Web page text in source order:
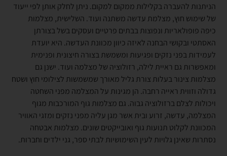
הניתנות להעברה בקלילות ממקום למקום. ניתן לחלק אותן לפי ייעוד
של שימוש חוץ, מצלמת עדשה משתנה ועוד. השלישית, מצלמות
כיפה פופולאריות ונפוצות בבתים פרטיים ועסקים בשל בצורתן
האסתטי ובקושי הבחנה לאיזה כיוון מכוונת העדשה. היא יועדת
לעמידות בפני נזקים ופגיעות ומשמשת בצורה חיצונית ופנימית
ומאפשרות גם ראיית לילה, רזולוציה של מצלמה ועוד. ישנן גם
מצלמות צינור בעלות צורת גליל מאורך שמשמשות לצילומי חוץ ושטח
גדולה וזווית ראייה רחבה. הן מגינות על המצלמה מפני השחטה
ויכולות לצלם ברזולוציה גבוה. גם מצלמות גוף המורכבות מגוף
המצלמה, עדשה, זרוע ובית אשר מגן עליה מפני נזקים ומזגי האוויר
המכוונת לקלוט תנועות גוף ואובייקטים שונים. מצלמות אבטחה
נסתרות שאינן גלויות לעין השימושיות לבתי ספר, גני ילדים וחברות.